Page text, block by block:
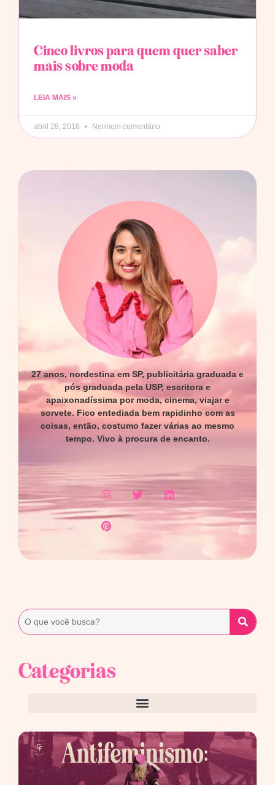
Cinco livros para quem quer saber
mais sobre moda
LEIA MAIS »
abril 28, 2016 Nenhum comentário
27 anos, nordestina em SP, publicitária graduada e
pós graduada pela USP, escritora e
apaixonadíssima por moda, cinema, viajar e
sorvete. Fico entediada bem rapidinho com as
coisas, então, costumo fazer várias ao mesmo
tempo. Vivo à procura de encanto.
Categorias